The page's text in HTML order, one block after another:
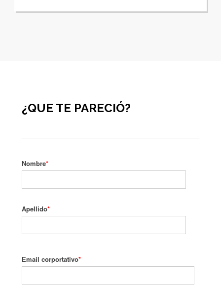
¿QUE TE PARECIÓ?
Nombre*
Apellido*
Email corportativo*